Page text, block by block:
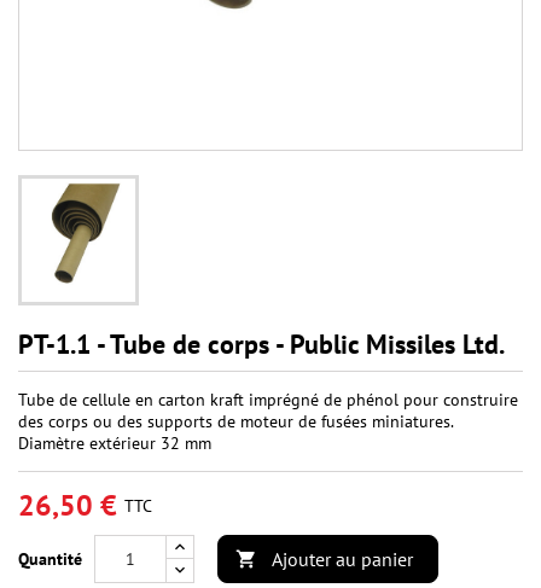
PT-1.1 - Tube de corps - Public Missiles Ltd.
Tube de cellule en carton kraft imprégné de phénol pour construire
des corps ou des supports de moteur de fusées miniatures.
Diamètre extérieur 32 mm
26,50 € TTC
Quantité  Ajouter au panier